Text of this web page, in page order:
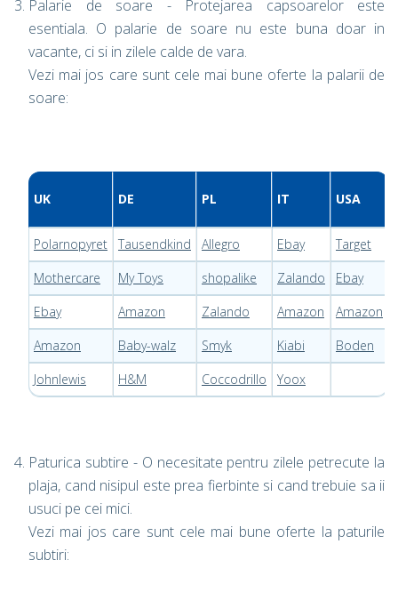
Palarie de soare - Protejarea capsoarelor este
esentiala. O palarie de soare nu este buna doar in
vacante, ci si in zilele calde de vara.
Vezi mai jos care sunt cele mai bune oferte la palarii de
soare:
UK DE PL IT USA
Polarnopyret Tausendkind Allegro Ebay
Target
Mothercare
My Toys shopalike Zalando
Ebay
Ebay
Amazon Zalando Amazon
Amazon
Amazon
Baby-walz Smyk Kiabi
Boden
Johnlewis
H&M Coccodrillo Yoox
Paturica subtire - O necesitate pentru zilele petrecute la
plaja, cand nisipul este prea fierbinte si cand trebuie sa ii
usuci pe cei mici.
Vezi mai jos care sunt cele mai bune oferte la paturile
subtiri: